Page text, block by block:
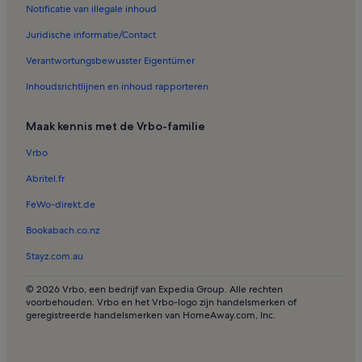
Huizen in Vlaanderen
Notificatie van illegale inhoud
Juridische informatie/Contact
Verantwortungsbewusster Eigentümer
Inhoudsrichtlijnen en inhoud rapporteren
Maak kennis met de Vrbo-familie
Vrbo
Abritel.fr
FeWo-direkt.de
Bookabach.co.nz
Stayz.com.au
© 2026 Vrbo, een bedrijf van Expedia Group. Alle rechten
voorbehouden. Vrbo en het Vrbo-logo zijn handelsmerken of
geregistreerde handelsmerken van HomeAway.com, Inc.